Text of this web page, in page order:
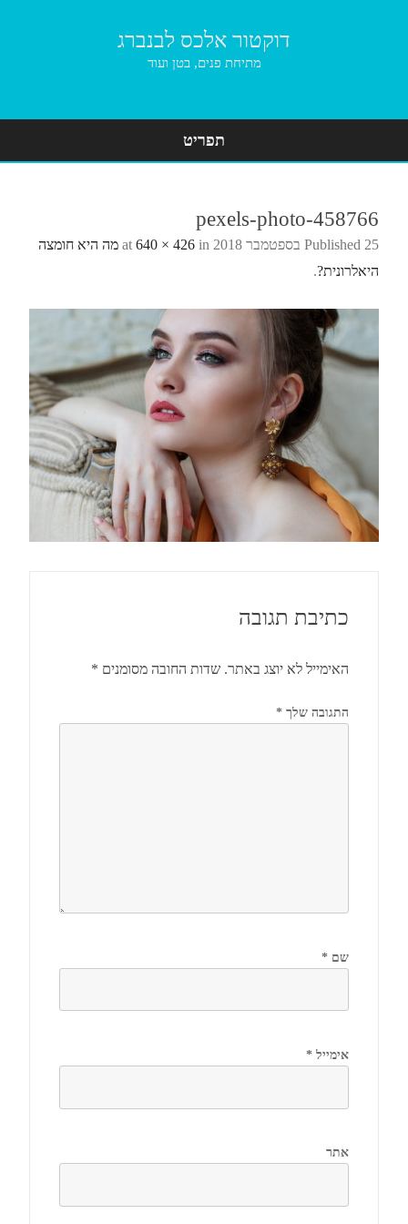
דוקטור אלכס לבנברג
מתיחת פנים, בטן ועוד
תפריט
pexels-photo-458766
Published 25 בספטמבר 2018 640 × 426 in
מה היא חומצה
היאלרונית?.
כתיבת תגובה
האימייל לא יוצג באתר. שדות החובה מסומנים *
התגובה שלך *
שם *
אימייל *
אתר